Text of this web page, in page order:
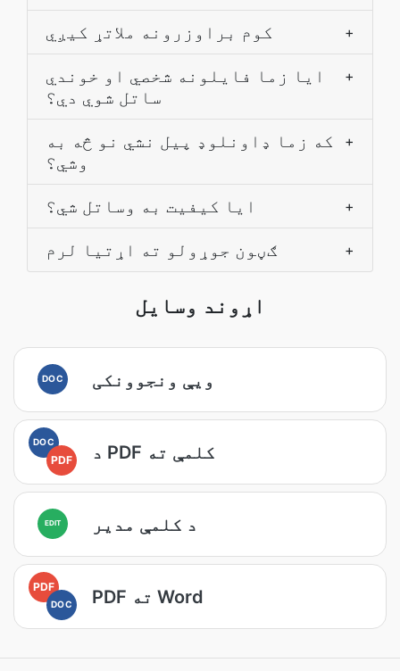
کوم براوزرونه ملاتړ کیږي +
ایا زما فایلونه شخصي او خوندي
ساتل شوي دي؟
+
که زما ډاونلوډ پیل نشي نو څه به
وشي؟
+
ایا کیفیت به وساتل شي؟ +
ګڼون جوړولو ته اړتيا لرم +
اړوند وسایل
DOC ويې ونجوونکی
DOC
PDF د PDF کلمې ته
EDIT د کلمې مدیر
PDF
DOC PDF ته Word